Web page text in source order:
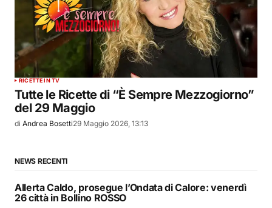
RICETTE IN TV
Tutte le Ricette di “È Sempre Mezzogiorno”
del 29 Maggio
di Andrea Bosetti29 Maggio 2026, 13:13
NEWS RECENTI
Allerta Caldo, prosegue l’Ondata di Calore: venerdì
26 città in Bollino ROSSO